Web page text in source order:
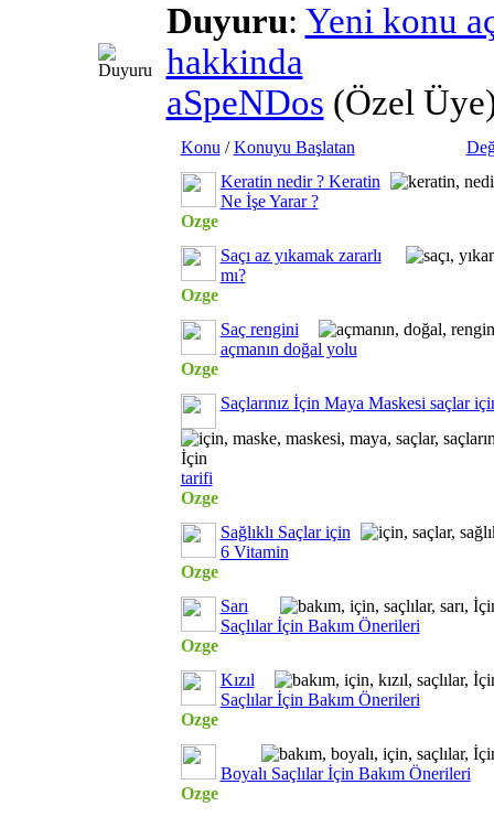
Duyuru: Yeni konu
hakkinda
aSpeNDos (Özel
Konu /Konuyu Başlatan
Keratin nedir ? Keratin
Ne İşe Yarar ?
Ozge
Saçı az yıkamak zararlı
mı?
Ozge
Saç rengini
açmanın doğal yolu
Ozge
Saçlarınız İçin Maya Maskesi saçlar
tarifi
Ozge
Sağlıklı Saçlar için
6 Vitamin
Ozge
Sarı
Saçlılar İçin Bakım Önerileri
Ozge
Kızıl
Saçlılar İçin Bakım Önerileri
Ozge
Boyalı Saçlılar İçin Bakım Önerileri
Ozge